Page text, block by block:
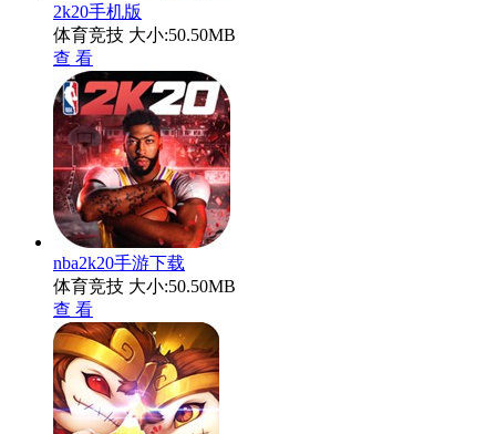
2k20手机版
体育竞技 大小:50.50MB
查 看
nba2k20手游下载
体育竞技 大小:50.50MB
查 看